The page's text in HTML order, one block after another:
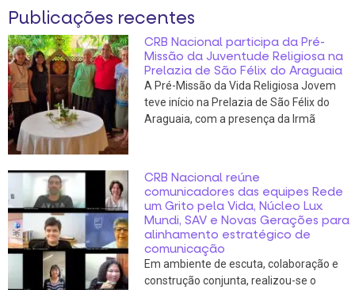
Publicações recentes
CRB Nacional participa da Pré-
Missão da Juventude Religiosa na
Prelazia de São Félix do Araguaia
A Pré-Missão da Vida Religiosa Jovem
teve início na Prelazia de São Félix do
Araguaia, com a presença da Irmã
CRB Nacional reúne
comunicadores das equipes Rede
um Grito pela Vida, Núcleo Lux
Mundi, SAV e Novas Gerações para
alinhamento estratégico de
comunicação
Em ambiente de escuta, colaboração e
construção conjunta, realizou-se o